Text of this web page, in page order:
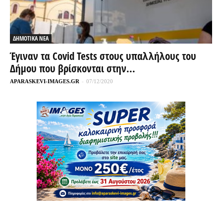
ΔΗΜΟΤΙΚΑ ΝΕΑ
Έγιναν τα Covid Tests στους υπαλλήλους του
Δήμου που βρίσκονται στην...
APARASKEVI-IMAGES.GR - 07/12/2020